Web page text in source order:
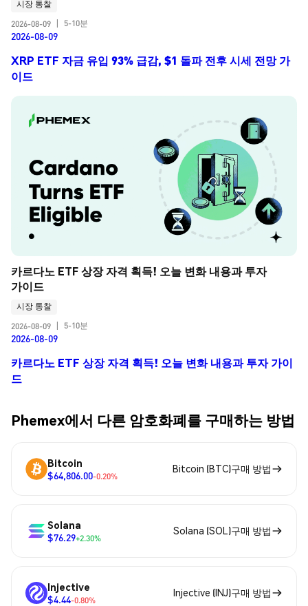
시장 통찰
2026-08-09
5-10분
2026-08-09
XRP ETF 자금 유입 93% 급감, $1 돌파 전후 시세 전망 가
이드
카르다노 ETF 상장 자격 획득! 오늘 변화 내용과 투자
가이드
시장 통찰
2026-08-09
5-10분
2026-08-09
카르다노 ETF 상장 자격 획득! 오늘 변화 내용과 투자 가이
드
Phemex에서 다른 암호화폐를 구매하는 방법
Bitcoin
$64,806.00-0.20%
Bitcoin (BTC)구매 방법
Solana
$76.29+2.30%
Solana (SOL)구매 방법
Injective
$4.44-0.80%
Injective (INJ)구매 방법